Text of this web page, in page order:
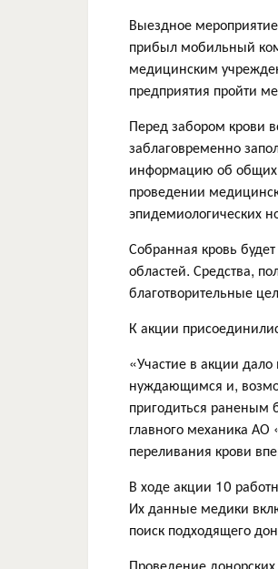
Выездное
прибыл мобильный
медицинским
предприятия пройти
Перед забором крови
заблаговременно
информацию об общих
проведении
эпидемиологических
Собранная кровь
областей. Средства,
благотворительные
К акции
«Участие в акции
нуждающимся и,
пригодиться
главного механика
переливания крови
В ходе акции 10
Их данные медики
поиск подходящего
Проведение